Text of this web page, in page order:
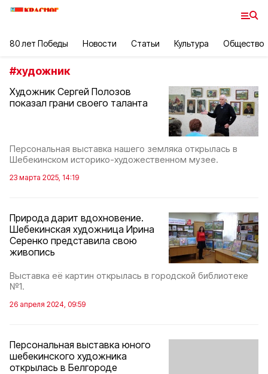
80 лет Победы Новости Статьи Культура Общество
#художник
Художник Сергей Полозов
показал грани своего таланта
Персональная выставка нашего земляка открылась в
Шебекинском историко-художественном музее.
23 марта 2025, 14:19
Природа дарит вдохновение.
Шебекинская художница Ирина
Серенко представила свою
живопись
Выставка её картин открылась в городской библиотеке
№1.
26 апреля 2024, 09:59
Персональная выставка юного
шебекинского художника
открылась в Белгороде